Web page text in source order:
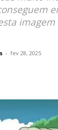
- fev 28, 2025